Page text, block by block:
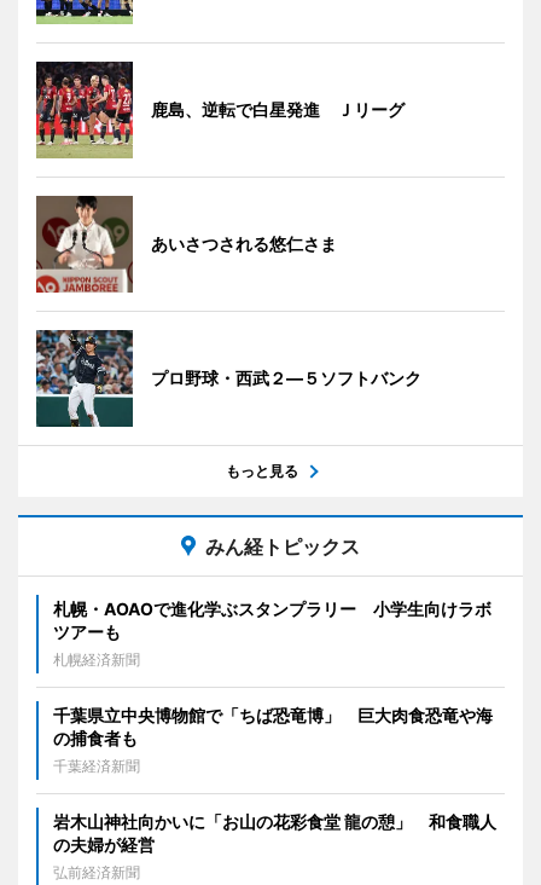
鹿島、逆転で白星発進 Ｊリーグ
あいさつされる悠仁さま
プロ野球・西武２―５ソフトバンク
もっと見る
みん経トピックス
札幌・AOAOで進化学ぶスタンプラリー 小学生向けラボ
ツアーも
札幌経済新聞
千葉県立中央博物館で「ちば恐竜博」 巨大肉食恐竜や海
の捕食者も
千葉経済新聞
岩木山神社向かいに「お山の花彩食堂 龍の憩」 和食職人
の夫婦が経営
弘前経済新聞